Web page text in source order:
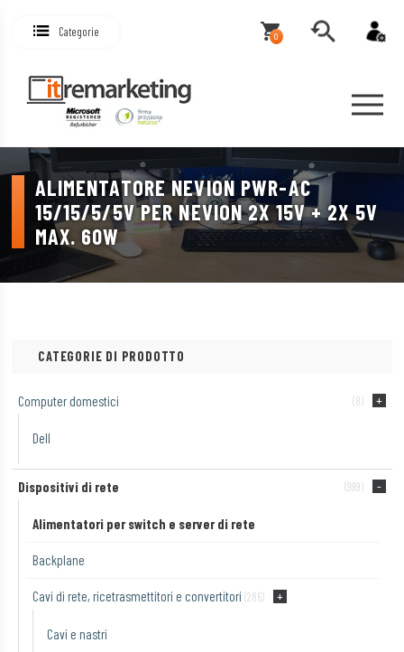
Categorie 0
ALIMENTATORE NEVION PWR-AC
15/15/5/5V PER NEVION 2X 15V + 2X 5V
MAX. 60W
CATEGORIE DI PRODOTTO
Computer domestici (8)
Dell
Dispositivi di rete (999)
Alimentatori per switch e server di rete
Backplane
Cavi di rete, ricetrasmettitori e convertitori (286)
Cavi e nastri